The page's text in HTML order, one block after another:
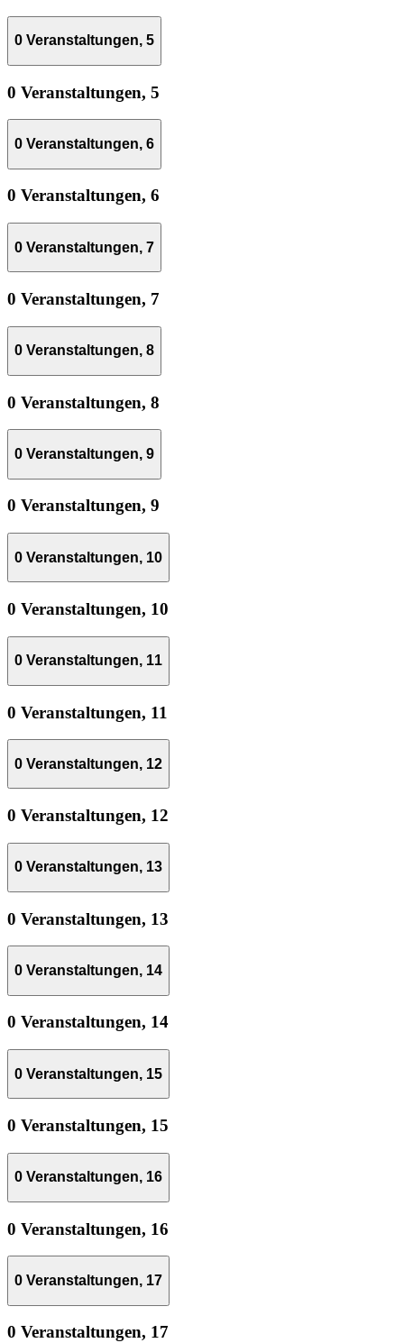
0 Veranstaltungen, 5
0 Veranstaltungen, 5
0 Veranstaltungen, 6
0 Veranstaltungen, 6
0 Veranstaltungen, 7
0 Veranstaltungen, 7
0 Veranstaltungen, 8
0 Veranstaltungen, 8
0 Veranstaltungen, 9
0 Veranstaltungen, 9
0 Veranstaltungen, 10
0 Veranstaltungen, 10
0 Veranstaltungen, 11
0 Veranstaltungen, 11
0 Veranstaltungen, 12
0 Veranstaltungen, 12
0 Veranstaltungen, 13
0 Veranstaltungen, 13
0 Veranstaltungen, 14
0 Veranstaltungen, 14
0 Veranstaltungen, 15
0 Veranstaltungen, 15
0 Veranstaltungen, 16
0 Veranstaltungen, 16
0 Veranstaltungen, 17
0 Veranstaltungen, 17